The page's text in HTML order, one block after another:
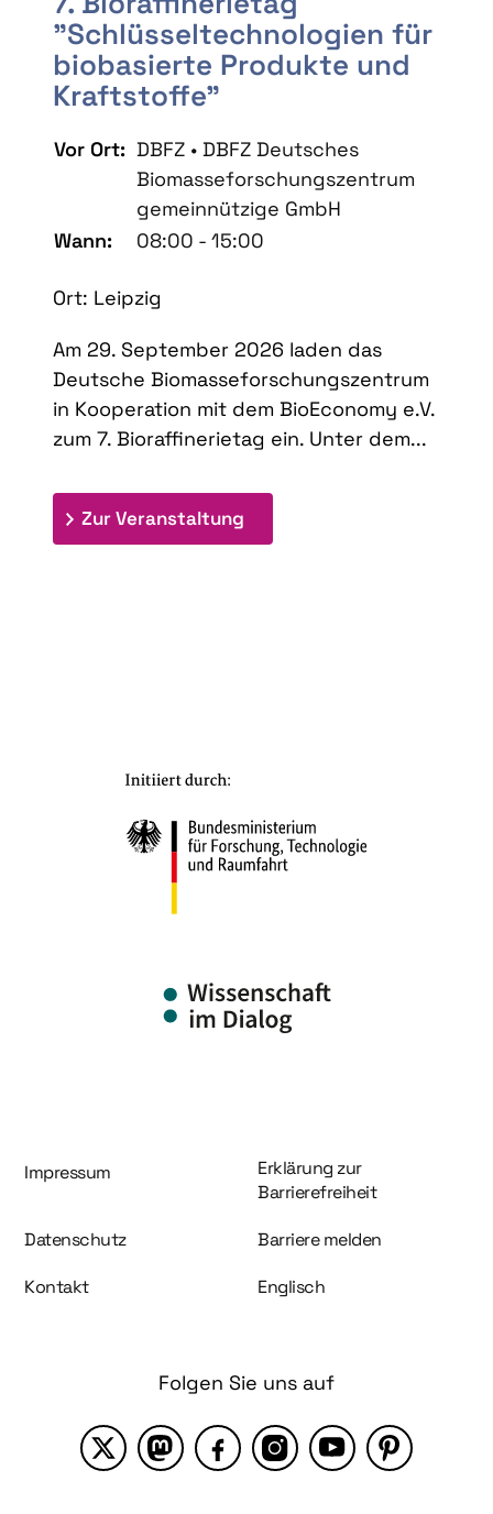
"Schlüsseltechnologien für
biobasierte Produkte und
Kraftstoffe"
Vor Ort: DBFZ • DBFZ Deutsches
Biomasseforschungszentrum
gemeinnützige GmbH
Wann:
08:00 - 15:00
Ort: Leipzig
Am 29. September 2026 laden das
Deutsche Biomasseforschungszentrum
in Kooperation mit dem BioEconomy e.V.
zum 7. Bioraffinerietag ein. Unter dem...
Zur Veranstaltung
Information und Service
Impressum
Erklärung zur
Barrierefreiheit
Datenschutz Barriere melden
Kontakt Englisch
Folgen Sie uns auf